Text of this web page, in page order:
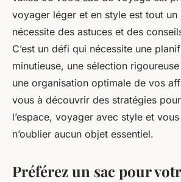
voyager léger et en style est tout
nécessite des astuces et des
C’est un défi qui nécessite une
minutieuse, une sélection
une organisation optimale de vos
vous à découvrir des stratégies
l’espace, voyager avec style et
n’oublier aucun objet essentiel.
Préférez un sac pour